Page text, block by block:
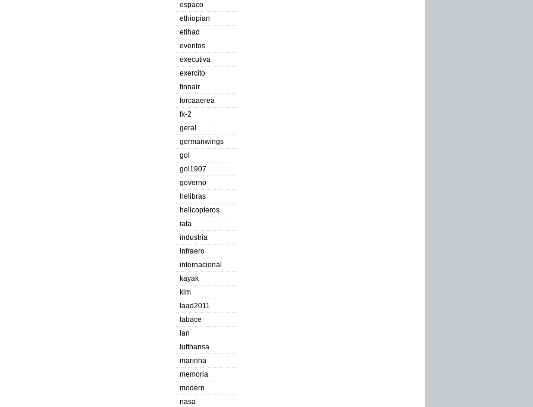
espaco
ethiopian
etihad
eventos
executiva
exercito
finnair
forcaaerea
fx-2
geral
germanwings
gol
gol1907
governo
helibras
helicopteros
iata
industria
infraero
internacional
kayak
klm
laad2011
labace
lan
lufthansa
marinha
memoria
modern
nasa